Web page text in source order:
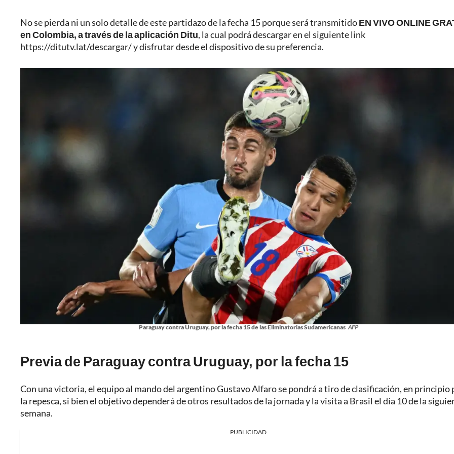
No se pierda ni un solo detalle de este partidazo de la fecha 15 porque será transmitidoEN VIVO ONLINE
en Colombia, a través de la aplicación Ditu, la cual podrá descargar en el siguiente link
https://ditutv.lat/descargar/y disfrutar desde el dispositivo de su preferencia.
Paraguay contra Uruguay, por la fecha 15 de las Eliminatorias Sudamericanas AFP
Previa de Paraguay contra Uruguay, por la fecha 15
Con una victoria, el equipo al mando del argentino Gustavo Alfaro se pondrá a tiro de clasificación, en principio
la repesca, si bien el objetivo dependerá de otros resultados de la jornada y la visita a Brasil el día 10 de la
semana.
PUBLICIDAD